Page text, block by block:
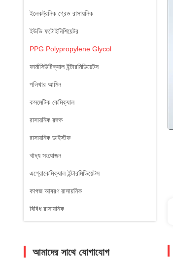
ইলেকট্রনিক গ্রেড রাসায়নিক
ইউভি ফটোইনিশিয়েটর
PPG Polypropylene Glycol
ফার্মাসিউটিক্যাল ইন্টারমিডিয়েটস
পলিথার আমিন
কসমেটিক কেমিক্যাল
রাসায়নিক রঙ্গক
রাসায়নিক ডাইস্টফ
খাদ্য সংযোজন
এগ্রোকেমিক্যাল ইন্টারমিডিয়েটস
কাগজ আবরণ রাসায়নিক
বিবিধ রাসায়নিক
আমাদের সাথে যোগাযোগ